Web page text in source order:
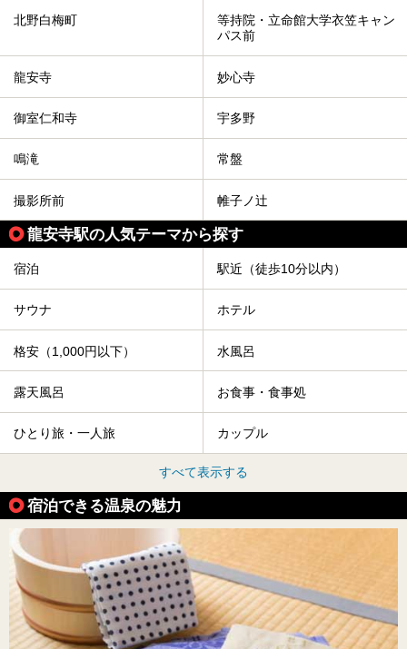
北野白梅町
等持院・立命館大学衣笠キャン
パス前
龍安寺 妙心寺
御室仁和寺 宇多野
鳴滝 常盤
撮影所前 帷子ノ辻
龍安寺駅の人気テーマから探す
宿泊 駅近（徒歩10分以内）
サウナ ホテル
格安（1,000円以下） 水風呂
露天風呂 お食事・食事処
ひとり旅・一人旅 カップル
すべて表示する
宿泊できる温泉の魅力